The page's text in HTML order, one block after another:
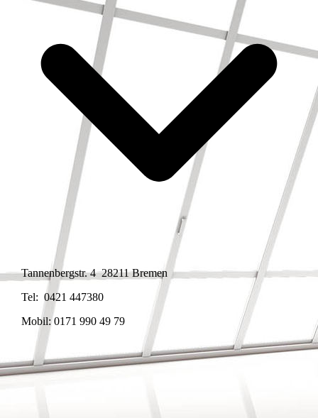
Tannenbergstr. 4 28211 Bremen
Tel: 0421 447380
Mobil: 0171 990 49 79